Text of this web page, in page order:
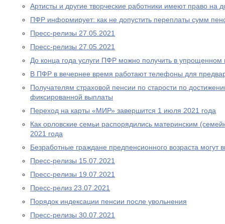
Артисты и другие творческие работники имеют право на
ПФР информирует: как не допустить переплаты сумм
Пресс-релизы 27.05.2021
Пресс-релизы 27.05.2021
До конца года услуги ПФР можно получить в упрощенном
В ПФР в вечернее время работают телефоны для
Получателям страховой пенсии по старости по
фиксированной выплаты
Переход на карты «МИР» завершится 1 июля 2021 года
Как орловские семьи распорядились материнским
2021 года
Безработные граждане предпенсионного возраста
Пресс-релизы 15.07.2021
Пресс-релизы 19.07.2021
Пресс-релиз 23.07.2021
Порядок индексации пенсии после увольнения
Пресс-релизы 30.07.2021